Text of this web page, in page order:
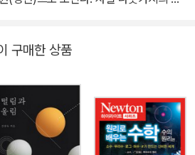
인식할 수는 없다. 개미에게는 하나의 차
인의 상대성 이론에서는 우주를 ‘4차원
로·높이를 가진 3차원 공간에 덧붙여 ‘시
각하는 것이다. 하지만 나뭇가지에 사는
구매한 상품